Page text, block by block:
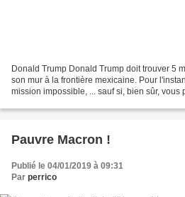
Donald Trump Donald Trump doit trouver 5
son mur à la frontière mexicaine. Pour
mission impossible, ... sauf si, bien sûr, vous
Pauvre Macron !
Publié le 04/01/2019 à 09:31
Par perrico